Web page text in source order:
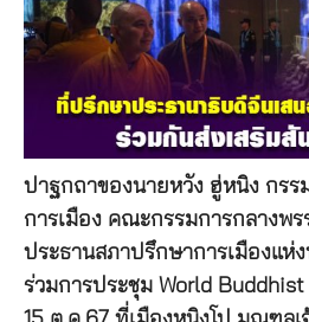
ปาฐกถาของนายหวัง ฮู่หนิง กรร
การเมือง คณะกรรมการกลางพ
ประธานสภาปรึกษาการเมืองแห่
ร่วมการประชุม World